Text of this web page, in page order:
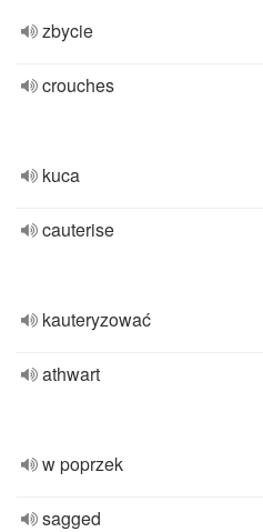
zbycie
crouches
kuca
cauterise
kauteryzować
athwart
w poprzek
sagged